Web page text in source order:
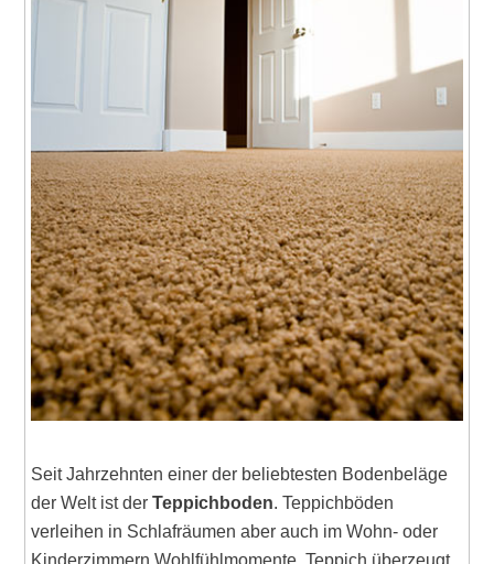
Seit Jahrzehnten einer der beliebtesten Bodenbeläge
der Welt ist derTeppichboden. Teppichböden
verleihen in Schlafräumen aber auch im Wohn- oder
Kinderzimmern Wohlfühlmomente. Teppich überzeugt